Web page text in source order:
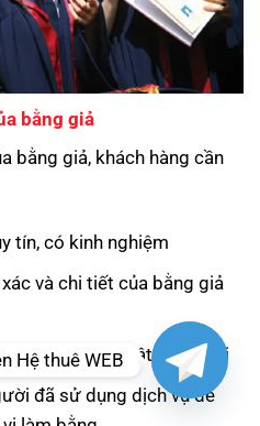
bằng giả
bằng giả, khách hàng cần
tín, có kinh nghiệm
và chi tiết của bằng giả
được bảo mật tuyệt đối
đã sử dụng dịch vụ để
Hệ thuê WEB